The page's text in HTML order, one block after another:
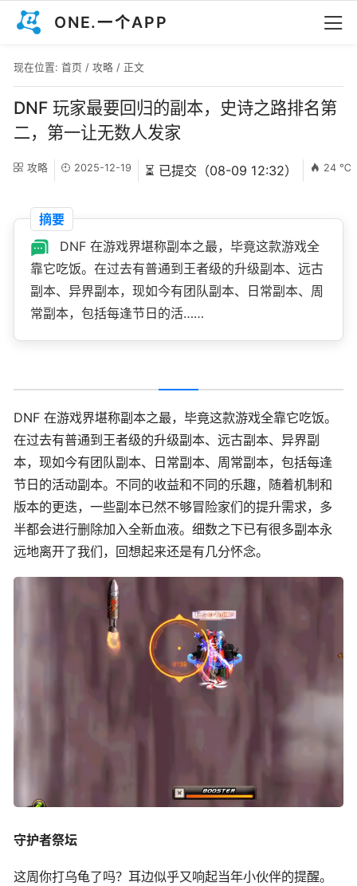
ONE.一个APP
现在位置: 首页 / 攻略 / 正文
DNF 玩家最要回归的副本，史诗之路排名第
二，第一让无数人发家
攻略 2025-12-19 ⏳ 已提交（08-09 12:32） 24 ℃
摘要
DNF 在游戏界堪称副本之最，毕竟这款游戏全
靠它吃饭。在过去有普通到王者级的升级副本、远古
副本、异界副本，现如今有团队副本、日常副本、周
常副本，包括每逢节日的活……
DNF 在游戏界堪称副本之最，毕竟这款游戏全靠它吃饭。
在过去有普通到王者级的升级副本、远古副本、异界副
本，现如今有团队副本、日常副本、周常副本，包括每逢
节日的活动副本。不同的收益和不同的乐趣，随着机制和
版本的更迭，一些副本已然不够冒险家们的提升需求，多
半都会进行删除加入全新血液。细数之下已有很多副本永
远地离开了我们，回想起来还是有几分怀念。
守护者祭坛
这周你打乌龟了吗？耳边似乎又响起当年小伙伴的提醒。